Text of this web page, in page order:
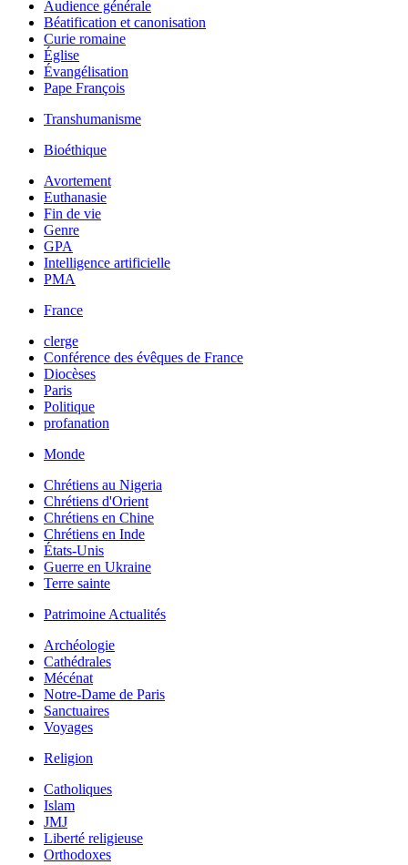
Audience générale
Béatification et canonisation
Curie romaine
Église
Évangélisation
Pape François
Transhumanisme
Bioéthique
Avortement
Euthanasie
Fin de vie
Genre
GPA
Intelligence artificielle
PMA
France
clerge
Conférence des évêques de France
Diocèses
Paris
Politique
profanation
Monde
Chrétiens au Nigeria
Chrétiens d'Orient
Chrétiens en Chine
Chrétiens en Inde
États-Unis
Guerre en Ukraine
Terre sainte
Patrimoine Actualités
Archéologie
Cathédrales
Mécénat
Notre-Dame de Paris
Sanctuaires
Voyages
Religion
Catholiques
Islam
JMJ
Liberté religieuse
Orthodoxes